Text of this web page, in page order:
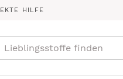
HILFE